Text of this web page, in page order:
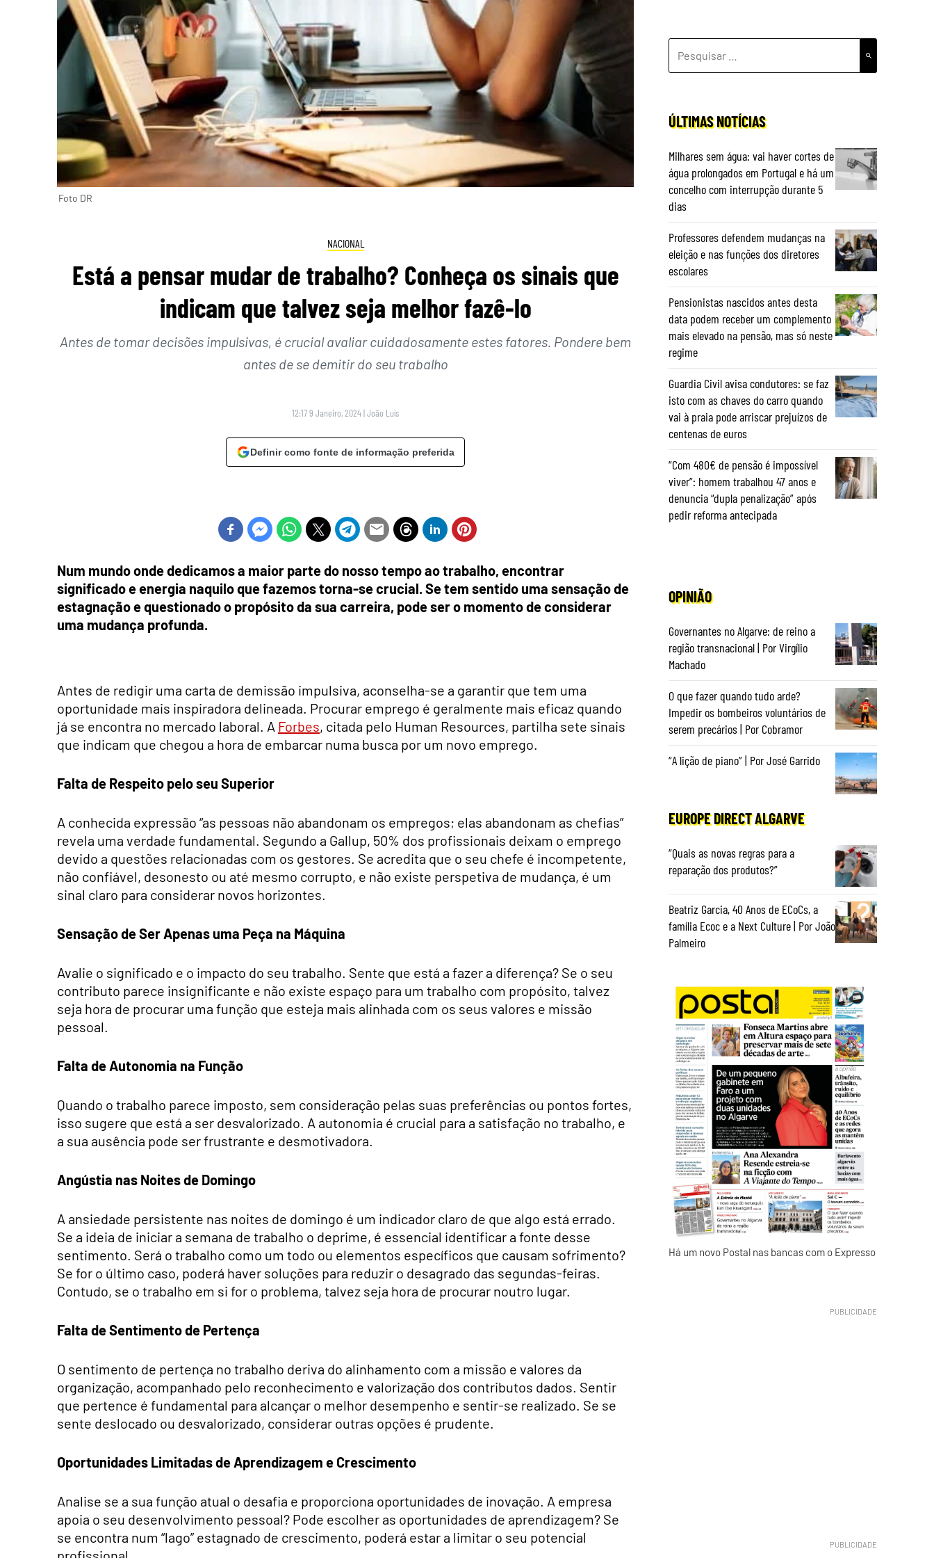
Foto DR
NACIONAL
Está a pensar mudar de trabalho? Conheça os sinais que
indicam que talvez seja melhor fazê-lo
Antes de tomar decisões impulsivas, é crucial avaliar cuidadosamente estes fatores. Pondere bem
antes de se demitir do seu trabalho
12:17 9 Janeiro, 2024|João Luís
Definir como fonte de informação preferida
Num mundo onde dedicamos a maior parte do nosso tempo ao trabalho, encontrar
significado e energia naquilo que fazemos torna-se crucial. Se tem sentido uma sensação de
estagnação e questionado o propósito da sua carreira, pode ser o momento de considerar
uma mudança profunda.
Antes de redigir uma carta de demissão impulsiva, aconselha-se a garantir que tem uma
oportunidade mais inspiradora delineada. Procurar emprego é geralmente mais eficaz quando
já se encontra no mercado laboral. A Forbes, citada pelo Human Resources, partilha sete sinais
que indicam que chegou a hora de embarcar numa busca por um novo emprego.
Falta de Respeito pelo seu Superior
A conhecida expressão “as pessoas não abandonam os empregos; elas abandonam as chefias”
revela uma verdade fundamental. Segundo a Gallup, 50% dos profissionais deixam o emprego
devido a questões relacionadas com os gestores. Se acredita que o seu chefe é incompetente,
não confiável, desonesto ou até mesmo corrupto, e não existe perspetiva de mudança, é um
sinal claro para considerar novos horizontes.
Sensação de Ser Apenas uma Peça na Máquina
Avalie o significado e o impacto do seu trabalho. Sente que está a fazer a diferença? Se o seu
contributo parece insignificante e não existe espaço para um trabalho com propósito, talvez
seja hora de procurar uma função que esteja mais alinhada com os seus valores e missão
pessoal.
Falta de Autonomia na Função
Quando o trabalho parece imposto, sem consideração pelas suas preferências ou pontos fortes,
isso sugere que está a ser desvalorizado. A autonomia é crucial para a satisfação no trabalho, e
a sua ausência pode ser frustrante e desmotivadora.
Angústia nas Noites de Domingo
A ansiedade persistente nas noites de domingo é um indicador claro de que algo está errado.
Se a ideia de iniciar a semana de trabalho o deprime, é essencial identificar a fonte desse
sentimento. Será o trabalho como um todo ou elementos específicos que causam sofrimento?
Se for o último caso, poderá haver soluções para reduzir o desagrado das segundas-feiras.
Contudo, se o trabalho em si for o problema, talvez seja hora de procurar noutro lugar.
Falta de Sentimento de Pertença
O sentimento de pertença no trabalho deriva do alinhamento com a missão e valores da
organização, acompanhado pelo reconhecimento e valorização dos contributos dados. Sentir
que pertence é fundamental para alcançar o melhor desempenho e sentir-se realizado. Se se
sente deslocado ou desvalorizado, considerar outras opções é prudente.
Oportunidades Limitadas de Aprendizagem e Crescimento
Analise se a sua função atual o desafia e proporciona oportunidades de inovação. A empresa
apoia o seu desenvolvimento pessoal? Pode escolher as oportunidades de aprendizagem? Se
se encontra num “lago” estagnado de crescimento, poderá estar a limitar o seu potencial
POR:
ÚLTIMAS NOTÍCIAS
Milhares sem água: vai haver cortes de
água prolongados em Portugal e há um
concelho com interrupção durante 5
dias
Professores defendem mudanças na
eleição e nas funções dos diretores
escolares
Pensionistas nascidos antes desta
data podem receber um complemento
mais elevado na pensão, mas só neste
regime
Guardia Civil avisa condutores: se faz
isto com as chaves do carro quando
vai à praia pode arriscar prejuízos de
centenas de euros
“Com 480€ de pensão é impossível
viver”: homem trabalhou 47 anos e
denuncia “dupla penalização” após
pedir reforma antecipada
OPINIÃO
Governantes no Algarve: de reino a
região transnacional | Por Virgílio
Machado
O que fazer quando tudo arde?
Impedir os bombeiros voluntários de
serem precários | Por Cobramor
“A lição de piano” | Por José Garrido
EUROPE DIRECT ALGARVE
“Quais as novas regras para a
reparação dos produtos?”
Beatriz Garcia, 40 Anos de ECoCs, a
família Ecoc e a Next Culture | Por João
Palmeiro
Há um novo Postal nas bancas com o Expresso